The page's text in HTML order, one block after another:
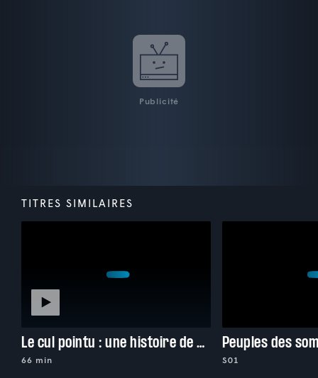
Publicité
TITRES SIMILAIRES
Le cul pointu : une histoire de shed
66 min
Peuples des
S01